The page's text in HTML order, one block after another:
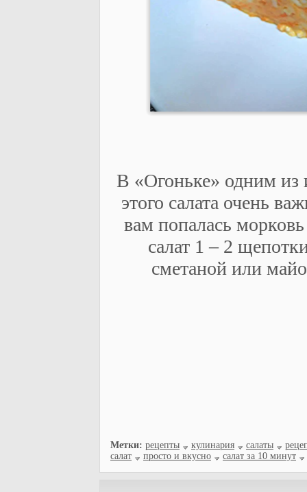
В «Огоньке» одним из
этого салата очень
вам попалась
салат 1 – 2
сметаной или
Метки: рецепты кулинария салаты
салат
просто и вкусно салат за 10 минут